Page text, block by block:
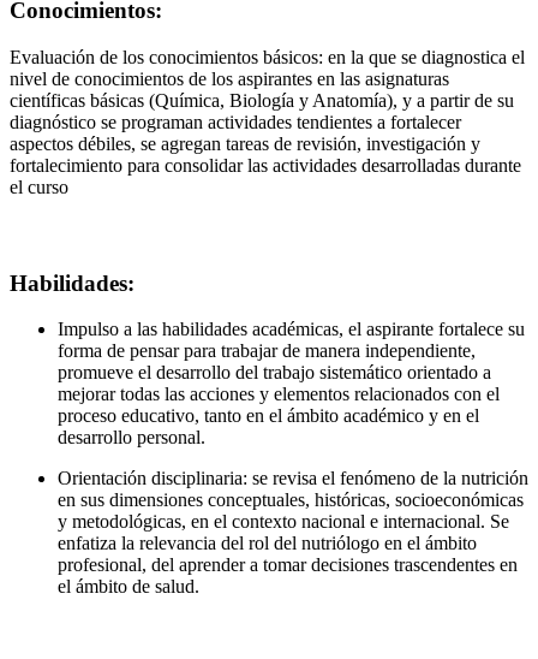
Conocimientos:
Evaluación de los conocimientos básicos: en la que se diagnostica el
nivel de conocimientos de los aspirantes en las asignaturas
científicas básicas (Química, Biología y Anatomía), y a partir de su
diagnóstico se programan actividades tendientes a fortalecer
aspectos débiles, se agregan tareas de revisión, investigación y
fortalecimiento para consolidar las actividades desarrolladas durante
el curso
Habilidades:
Impulso a las habilidades académicas, el aspirante fortalece su
forma de pensar para trabajar de manera independiente,
promueve el desarrollo del trabajo sistemático orientado a
mejorar todas las acciones y elementos relacionados con el
proceso educativo, tanto en el ámbito académico y en el
desarrollo personal.
Orientación disciplinaria: se revisa el fenómeno de la nutrición
en sus dimensiones conceptuales, históricas, socioeconómicas
y metodológicas, en el contexto nacional e internacional. Se
enfatiza la relevancia del rol del nutriólogo en el ámbito
profesional, del aprender a tomar decisiones trascendentes en
el ámbito de salud.